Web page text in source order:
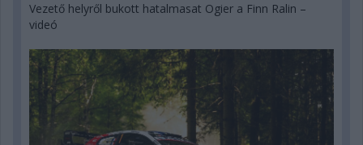
Vezető helyről bukott hatalmasat Ogier a Finn Ralin –
videó